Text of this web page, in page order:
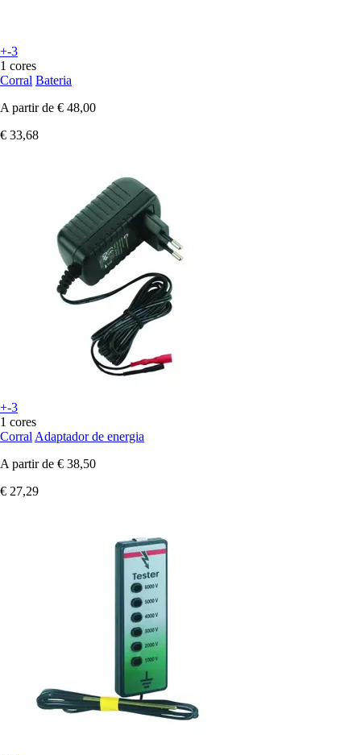
+-3
1 cores
Corral Bateria
A partir de € 48,00
€ 33,68
+-3
1 cores
Corral Adaptador de energia
A partir de € 38,50
€ 27,29